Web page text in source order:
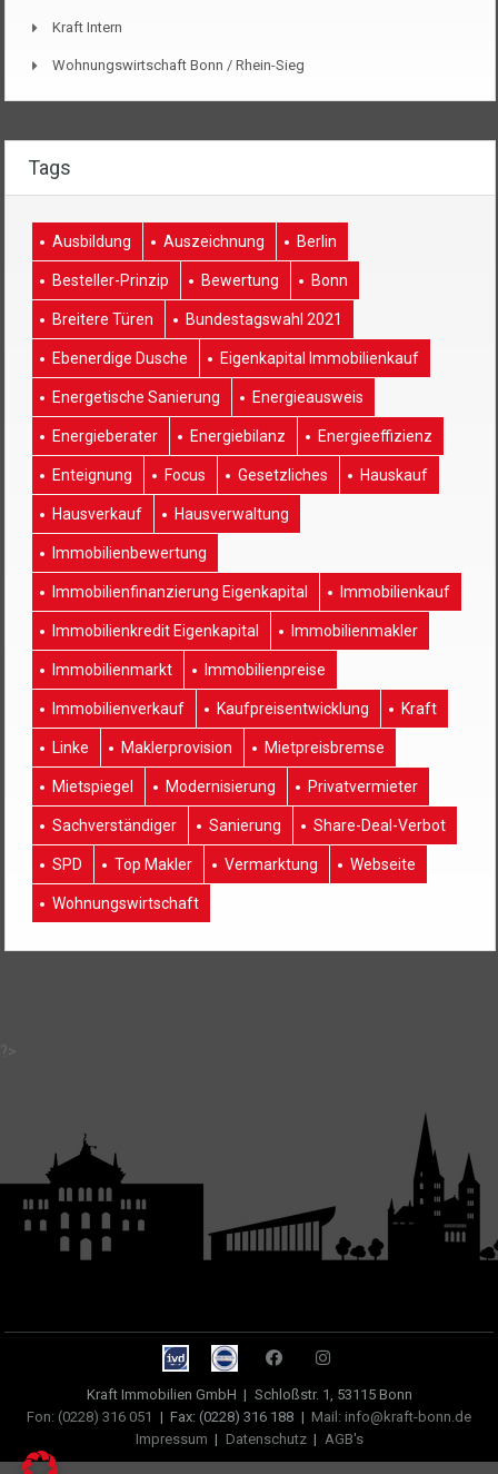
Kraft Intern
Wohnungswirtschaft Bonn / Rhein-Sieg
Tags
Ausbildung Auszeichnung Berlin
Besteller-Prinzip Bewertung Bonn
Breitere Türen Bundestagswahl 2021
Ebenerdige Dusche Eigenkapital Immobilienkauf
Energetische Sanierung Energieausweis
Energieberater Energiebilanz Energieeffizienz
Enteignung Focus Gesetzliches Hauskauf
Hausverkauf Hausverwaltung
Immobilienbewertung
Immobilienfinanzierung Eigenkapital Immobilienkauf
Immobilienkredit Eigenkapital Immobilienmakler
Immobilienmarkt Immobilienpreise
Immobilienverkauf Kaufpreisentwicklung Kraft
Linke Maklerprovision Mietpreisbremse
Mietspiegel Modernisierung Privatvermieter
Sachverständiger Sanierung Share-Deal-Verbot
SPD Top Makler Vermarktung Webseite
Wohnungswirtschaft
?>
Kraft Immobilien GmbH | Schloßstr. 1, 53115 Bonn
Fon: (0228) 316 051 | Fax: (0228) 316 188 | Mail: info@kraft-bonn.de
Impressum | Datenschutz | AGB's